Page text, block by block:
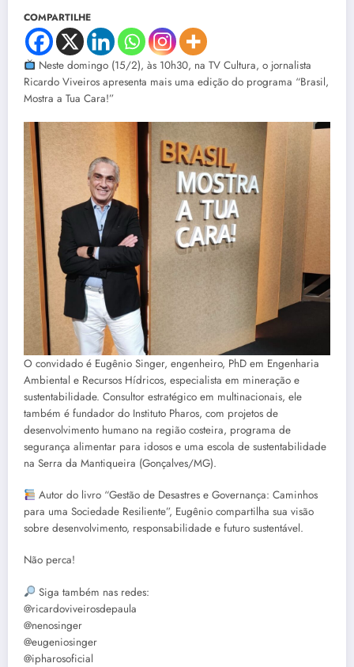
COMPARTILHE
Neste domingo (15/2), às 10h30, na TV Cultura, o jornalista
Ricardo Viveiros apresenta mais uma edição do programa “Brasil,
Mostra a Tua Cara!”
O convidado é Eugênio Singer, engenheiro, PhD em Engenharia
Ambiental e Recursos Hídricos, especialista em mineração e
sustentabilidade. Consultor estratégico em multinacionais, ele
também é fundador do Instituto Pharos, com projetos de
desenvolvimento humano na região costeira, programa de
segurança alimentar para idosos e uma escola de sustentabilidade
na Serra da Mantiqueira (Gonçalves/MG).
Autor do livro “Gestão de Desastres e Governança: Caminhos
para uma Sociedade Resiliente”, Eugênio compartilha sua visão
sobre desenvolvimento, responsabilidade e futuro sustentável.
Não perca!
Siga também nas redes:
@ricardoviveirosdepaula
@nenosinger
@eugeniosinger
@ipharosoficial